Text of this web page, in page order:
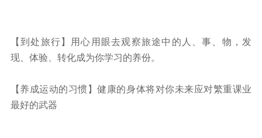
【到处旅行】用心用眼去观察旅途中的人、事、物，发
现、体验、转化成为你学习的养份。
【养成运动的习惯】健康的身体将对你未来应对繁重课业
最好的武器